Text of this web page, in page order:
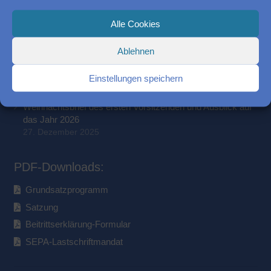
Alle Cookies
Ablehnen
Einstellungen speichern
Weihnachtsspende der Bürgerliste Walsrode für das Forum
27. Dezember 2025
Weihnachtsbrief des ersten Vorsitzenden und Ausblick auf
das Jahr 2026
27. Dezember 2025
PDF-Downloads:
Grundsatzprogramm
Satzung
Beitrittserklärung-Formular
SEPA-Lastschriftmandat